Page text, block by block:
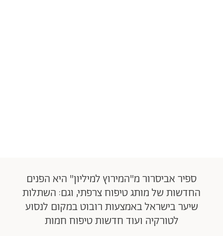
ספיר אביסרור מ"המירוץ למיליון" היא הפנים
החדשות של מותג טיפוח צרפתי, וגם: השתלות
שיער בישראל באמצעות רובוט במקום לנסוע
לטורקיה ועוד חדשות טיפוח חמות